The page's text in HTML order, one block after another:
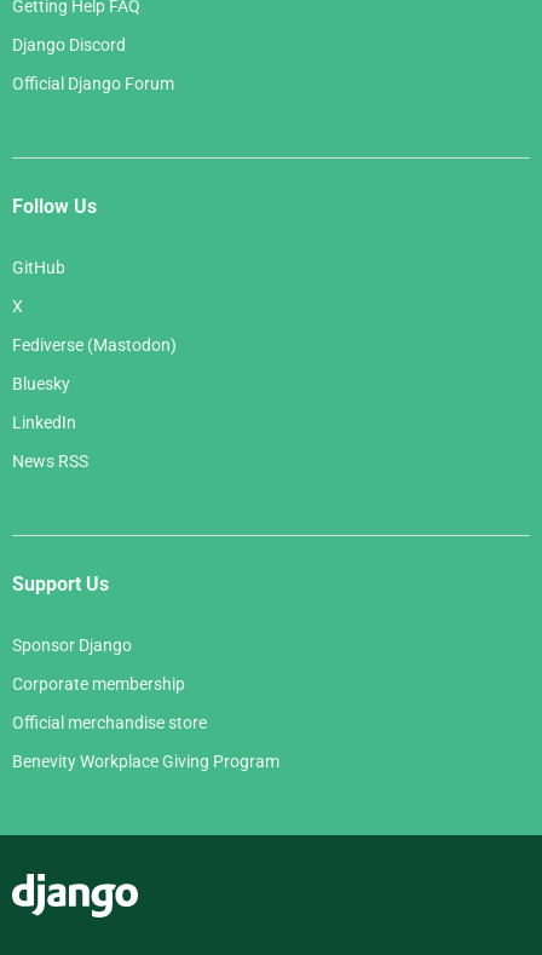
Getting Help FAQ
Django Discord
Official Django Forum
Follow Us
GitHub
X
Fediverse (Mastodon)
Bluesky
LinkedIn
News RSS
Support Us
Sponsor Django
Corporate membership
Official merchandise store
Benevity Workplace Giving Program